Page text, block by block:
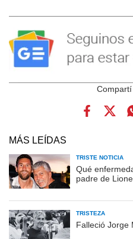
MÁS LEÍDAS
TRISTE NOTICIA
Qué
padre de
TRISTEZA
Falleció Jorge